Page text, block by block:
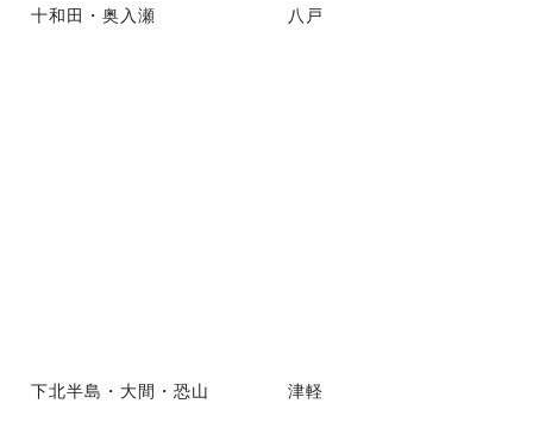
十和田・奥入瀬 八戸
下北半島・大間・恐山 津軽